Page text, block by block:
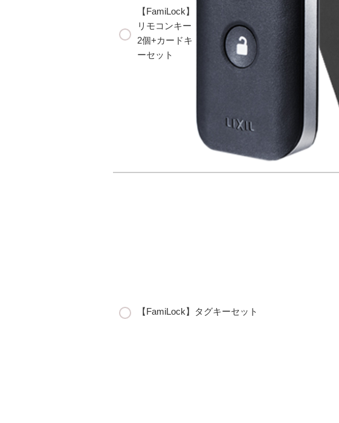
【FamiLock】
リモコンキー
2個+カードキ
ーセット
【FamiLock】タグキーセット